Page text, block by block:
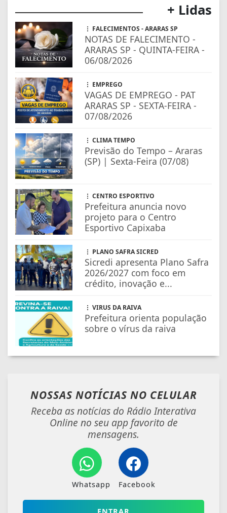
+ Lidas
FALECIMENTOS - ARARAS SP
NOTAS DE FALECIMENTO -
ARARAS SP - QUINTA-FEIRA -
06/08/2026
EMPREGO
VAGAS DE EMPREGO - PAT
ARARAS SP - SEXTA-FEIRA -
07/08/2026
CLIMA TEMPO
Previsão do Tempo – Araras
(SP) | Sexta-Feira (07/08)
CENTRO ESPORTIVO
Prefeitura anuncia novo
projeto para o Centro
Esportivo Capixaba
PLANO SAFRA SICRED
Sicredi apresenta Plano Safra
2026/2027 com foco em
crédito, inovação e...
VIRUS DA RAIVA
Prefeitura orienta população
sobre o vírus da raiva
NOSSAS NOTÍCIAS NO CELULAR
Receba as notícias do Rádio Interativa
Online no seu app favorito de
mensagens.
Whatsapp Facebook